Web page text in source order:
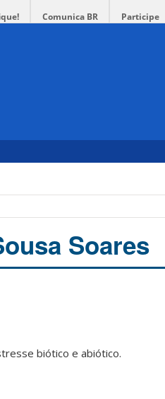
Comunica BR Participe
Soares
biótico e abiótico.